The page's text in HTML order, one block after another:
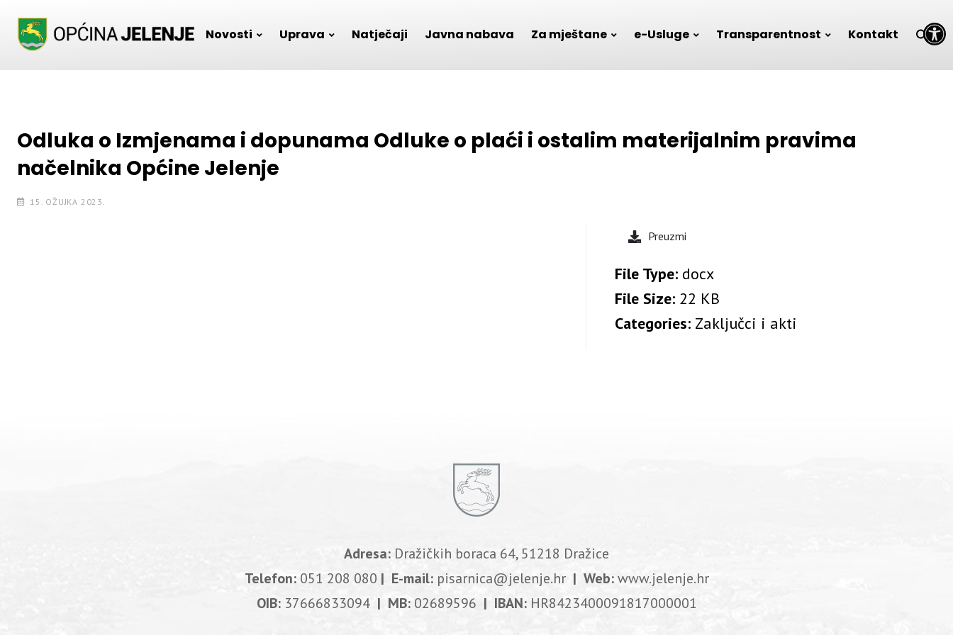
Open toolbar
Novosti Uprava Natječaji Javna nabava Za mještane e-Usluge Transparentnost Kontakt
Odluka o Izmjenama i dopunama Odluke o plaći i ostalim materijalnim pravima
načelnika Općine Jelenje
15. OŽUJKA 2023.
Preuzmi
File Type: docx
File Size: 22 KB
Categories: Zaključci i akti
Adresa: Dražičkih boraca 64, 51218 Dražice
Telefon: 051 208 080 | E-mail: pisarnica@jelenje.hr| Web:www.jelenje.hr
OIB: 37666833094| MB: 02689596 | IBAN: HR8423400091817000001